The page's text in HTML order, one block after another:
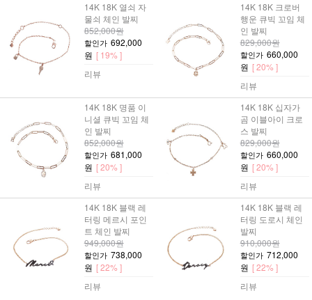
14K 18K 열쇠 자
물쇠 체인 발찌
852,000원
할인가 692,000
원 [ 19% ]
리뷰
14K 18K 크로버
행운 큐빅 꼬임 체
인 발찌
829,000원
할인가 660,000
원 [ 20% ]
리뷰
14K 18K 명품 이
니셜 큐빅 꼬임 체
인 발찌
852,000원
할인가 681,000
원 [ 20% ]
리뷰
14K 18K 십자가
곰 이블아이 크로
스 발찌
829,000원
할인가 660,000
원 [ 20% ]
리뷰
14K 18K 블랙 레
터링 메르시 포인
트 체인 발찌
949,000원
할인가 738,000
원 [ 22% ]
리뷰
14K 18K 블랙 레
터링 도로시 체인
발찌
910,000원
할인가 712,000
원 [ 22% ]
리뷰